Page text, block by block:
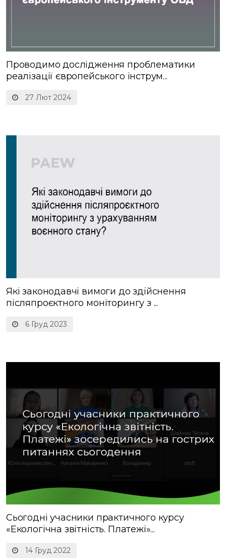
27 Лют 2024
Проводимо дослідження проблематики
реалізації європейського інструм...
6 Груд 2023
Які законодавчі вимоги до здійснення
післяпроєктного моніторингу з ...
14 Груд 2022
Сьогодні учасники практичного курсу
«Екологічна звітність. Платежі»...